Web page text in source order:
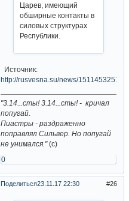
Царев, имеющий
обширные контакты в
силовых структурах
Республики.
Источник:
http://rusvesna.su/news/1511453251
"3.14...сты! 3.14...сты! - кричал
попугай.
Пиастры - раздраженно
поправлял Сильвер. Но попугай
не унимался."(с)
0
Поделиться 26
23.11.17 22:30